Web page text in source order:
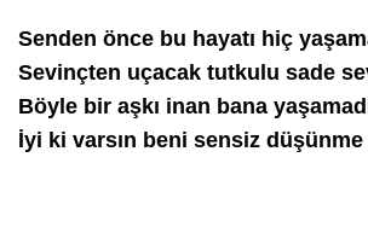
Senden önce bu hayatı hiç
Sevinçten uçacak tutkulu sade
Böyle bir aşkı inan bana
İyi ki varsın beni sensiz